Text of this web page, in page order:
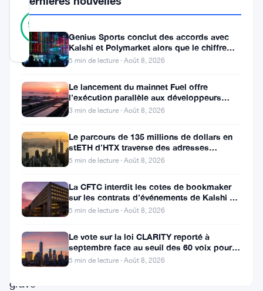
94
RÉEL
Vérifié
Mis à jour 11 mois il y a
département
des
transports
(MDOT)
fait
face
grave
Genius Sports conclut des accords avec
Kalshi et Polymarket alors que le chiffre
d’affaires du T2 atteint
5 min de lecture · Août 8, 2026
Le lancement du mainnet Fuel offre
l’exécution parallèle aux développeurs
d’Ethereum
3 min de lecture · Août 8, 2026
Le parcours de 135 millions de dollars en
stETH d’HTX traverse des adresses
Poloniex
5 min de lecture · Août 8, 2026
La CFTC interdit les cotes de bookmaker
sur les contrats d’événements de Kalshi et
Polymarket
5 min de lecture · Août 8, 2026
Le vote sur la loi CLARITY reporté à
septembre face au seuil des 60 voix pour le
projet de loi crypto
5 min de lecture · Août 8, 2026